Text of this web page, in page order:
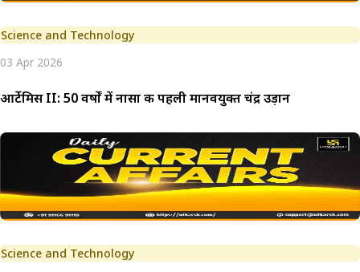
Science and Technology
03 Apr 2026
आर्टेमिस II: 50 वर्षों में नासा की पहली मानवयुक्त चंद्र उड़ान
Science and Technology